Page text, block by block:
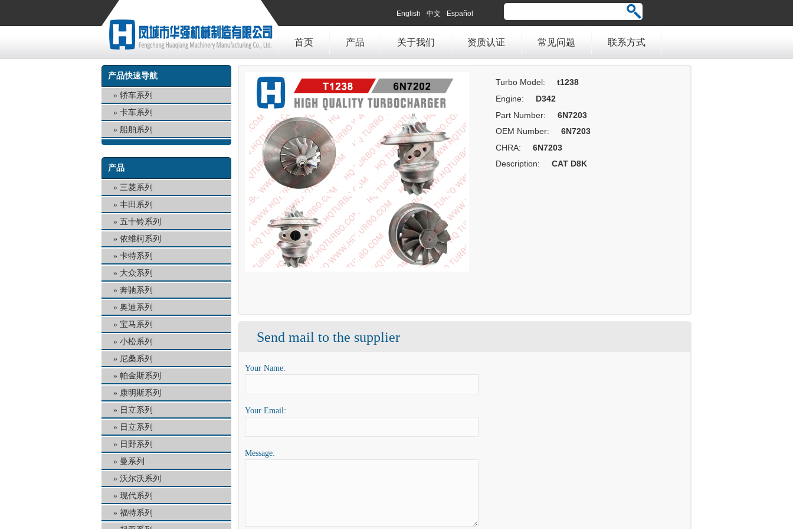
English 中文 Español
首页 产品 关于我们 资质认证 常见问题 联系方式
产品快速导航
轿车系列
卡车系列
船舶系列
产品
三菱系列
丰田系列
五十铃系列
依维柯系列
卡特系列
大众系列
奔驰系列
奥迪系列
宝马系列
小松系列
尼桑系列
帕金斯系列
康明斯系列
日立系列
日立系列
日野系列
曼系列
沃尔沃系列
现代系列
福特系列
Turbo Model:
t1238
Engine:
D342
Part Number:
6N7203
OEM Number:
6N7203
CHRA:
6N7203
Description:
CAT D8K
Send mail to the supplier
Your Name:
Your Email:
Message: